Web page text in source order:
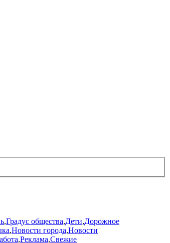
,Градус общества,Дети,Дорожное
,Новости города,Новости
,Реклама,Свежие